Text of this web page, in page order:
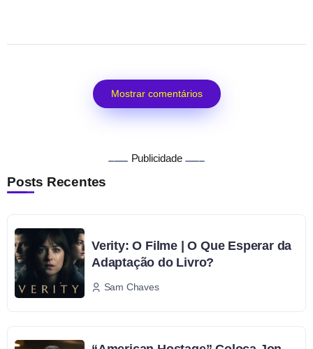
Mostrar comentários
Publicidade
Posts Recentes
Verity: O Filme | O Que Esperar da
Adaptação do Livro?
Sam Chaves